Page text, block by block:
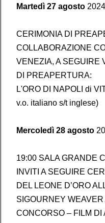
Martedì 27 agosto
CERIMONIA DI
COLLABORAZIONE
VENEZIA, A SEGUIRE
DI PREAPERTURA:
L'ORO DI NAPOLI di
v.o. italiano s/t inglese)
Mercoledì 28 agosto
19:00 SALA GRANDE
INVITI A SEGUIRE
DEL LEONE D’ORO
SIGOURNEY WEAVER
CONCORSO – FILM DI